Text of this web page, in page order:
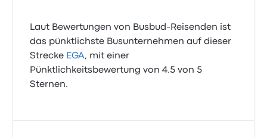
Laut Bewertungen von Busbud-Reisenden ist
das pünktlichste Busunternehmen auf dieser
Strecke EGA, mit einer
Pünktlichkeitsbewertung von 4.5 von 5
Sternen.